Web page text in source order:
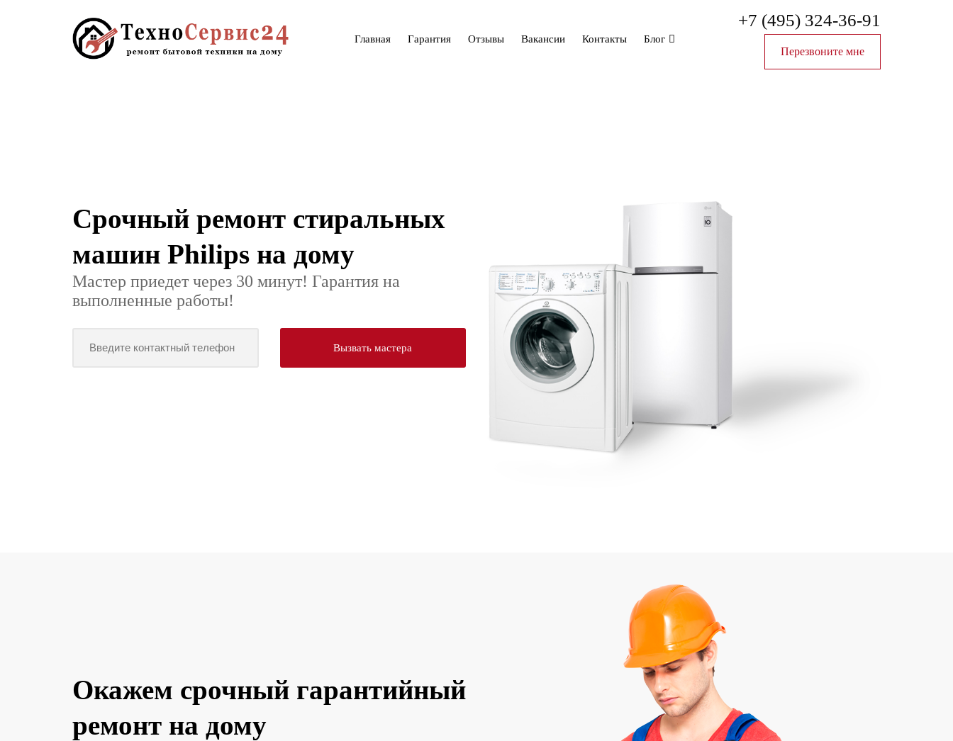
Главная Гарантия Отзывы Вакансии Контакты Блог
+7 (495) 324-36-91
Перезвоните мне
Срочный ремонт стиральных
машин Philips на дому
Мастер приедет через 30 минут! Гарантия на
Окажем срочный гарантийный
ремонт на дому